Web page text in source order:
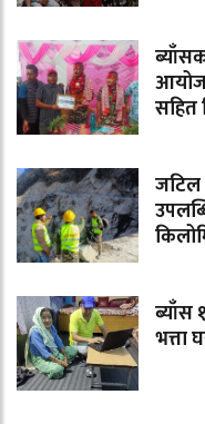
सहित
जटिल
ब्याँस
भत्ता